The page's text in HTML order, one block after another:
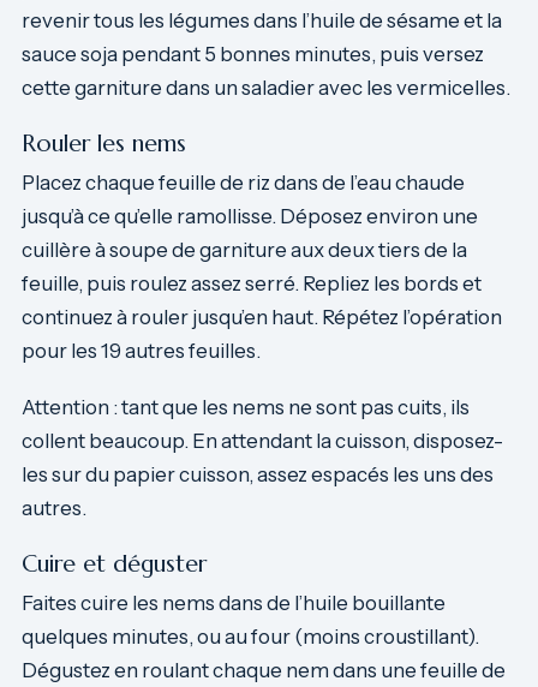
revenir tous les légumes dans l’huile de sésame et la
sauce soja pendant 5 bonnes minutes, puis versez
cette garniture dans un saladier avec les vermicelles.
Rouler les nems
Placez chaque feuille de riz dans de l’eau chaude
jusqu’à ce qu’elle ramollisse. Déposez environ une
cuillère à soupe de garniture aux deux tiers de la
feuille, puis roulez assez serré. Repliez les bords et
continuez à rouler jusqu’en haut. Répétez l’opération
pour les 19 autres feuilles.
Attention : tant que les nems ne sont pas cuits, ils
collent beaucoup. En attendant la cuisson, disposez-
les sur du papier cuisson, assez espacés les uns des
autres.
Cuire et déguster
Faites cuire les nems dans de l’huile bouillante
quelques minutes, ou au four (moins croustillant).
Dégustez en roulant chaque nem dans une feuille de